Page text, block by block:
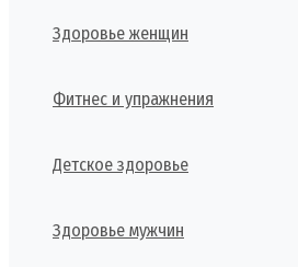
Здоровье женщин
Фитнес и упражнения
Детское здоровье
Здоровье мужчин